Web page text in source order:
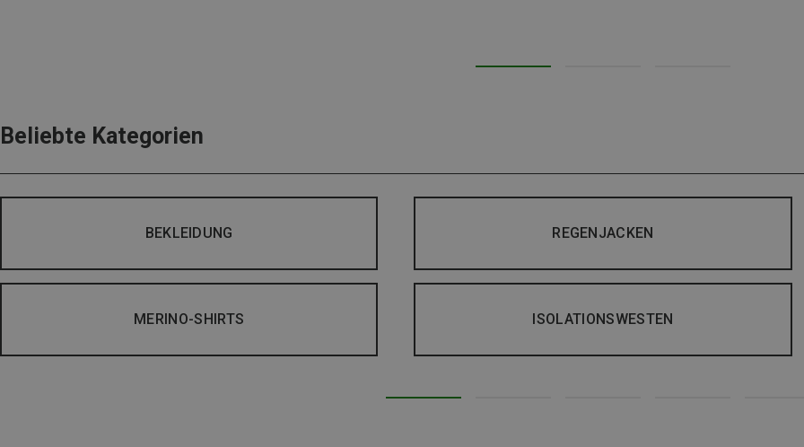
Beliebte Kategorien
BEKLEIDUNG REGENJACKEN
MERINO-SHIRTS ISOLATIONSWESTEN